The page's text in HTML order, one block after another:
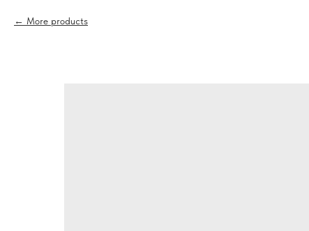
More products